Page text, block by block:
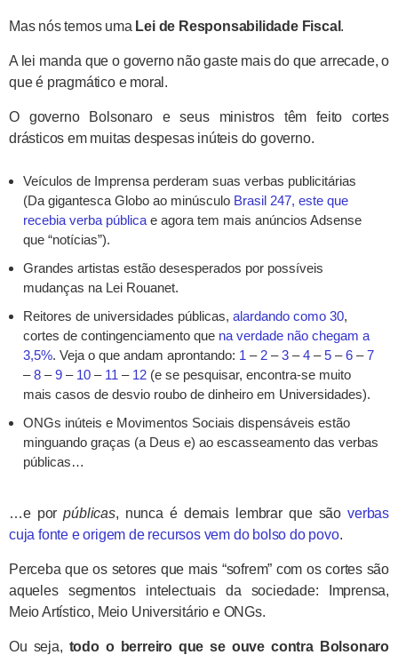
Mas nós temos uma Lei de Responsabilidade Fiscal .
A lei manda que o governo não gaste mais do que arrecade, o
que é pragmático e moral.
O governo Bolsonaro e seus ministros têm feito cortes
drásticos em muitas despesas inúteis do governo.
Veículos de Imprensa perderam suas verbas publicitárias
(Da gigantesca Globo ao minúsculo Brasil 247, este que
recebia verba pública e agora tem mais anúncios Adsense
que “notícias”).
Grandes artistas estão desesperados por possíveis
mudanças na Lei Rouanet.
Reitores de universidades públicas, alardando como 30,
cortes de contingenciamento que na verdade não chegam a
3,5%. Veja o que andam aprontando: 1 – 2 –3 –4 –5 –6 –7
–8 –9 – 10 – 11 – 12 (e se pesquisar, encontra-se muito
mais casos de desvio roubo de dinheiro em Universidades).
ONGs inúteis e Movimentos Sociais dispensáveis estão
minguando graças (a Deus e) ao escasseamento das verbas
públicas…
…e porpúblicas, nunca é demais lembrar que sãoverbas
cuja fonte e origem de recursos vem do bolso do povo.
Perceba que os setores que mais “sofrem” com os cortes são
aqueles segmentos intelectuais da sociedade: Imprensa,
Meio Artístico, Meio Universitário e ONGs.
Ou seja, todo o berreiro que se ouve contra Bolsonaro